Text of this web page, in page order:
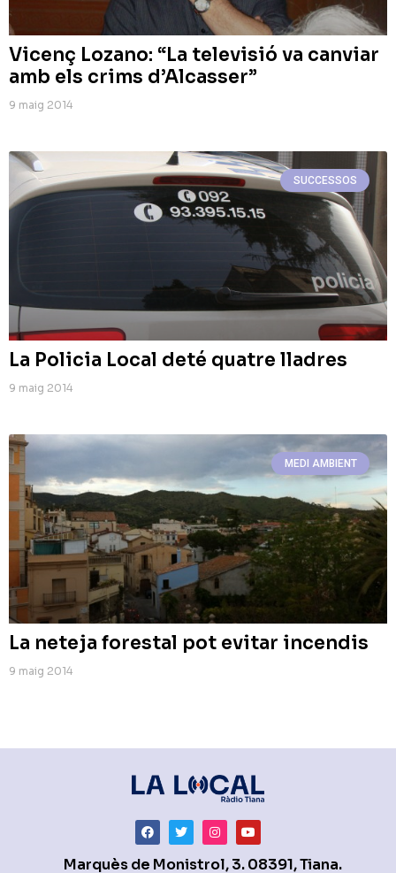
Vicenç Lozano: “La televisió va canviar
amb els crims d’Alcasser”
9 maig 2014
SUCCESSOS
La Policia Local deté quatre lladres
9 maig 2014
MEDI AMBIENT
La neteja forestal pot evitar incendis
9 maig 2014
Marquès de Monistrol, 3. 08391, Tiana.